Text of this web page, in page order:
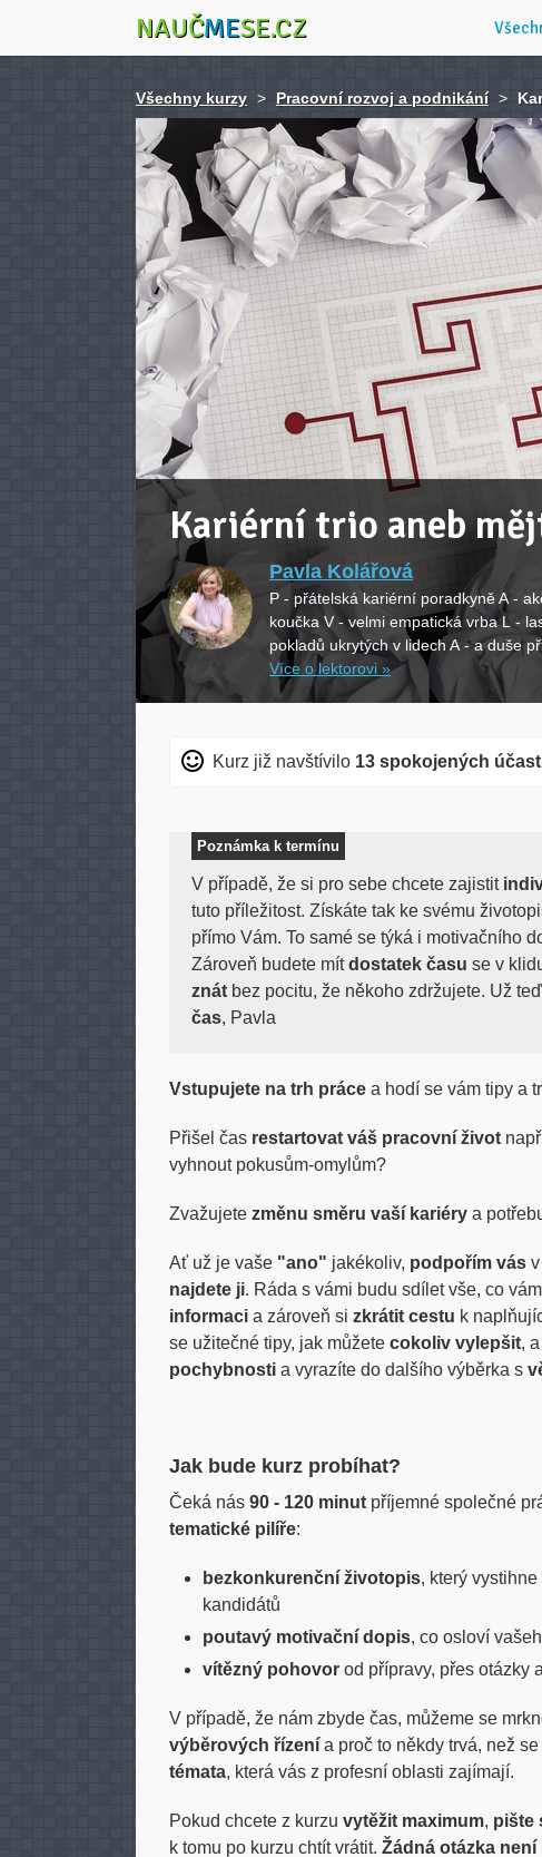
NAUČMESE.CZ
Všechny kurzy > Pracovní rozvoj a podnikání >
Kariérní trio aneb
Pavla Kolářová
P - přátelská kariérní poradkyně A -
koučka V - velmi empatická vrba L -
pokladů ukrytých v lidech A - a duše
Více o lektorovi »
Kurz již navštívilo 13 spokojených
Poznámka k termínu
V případě, že si pro sebe chcete zajistit
tuto příležitost. Získáte tak ke svému
přímo Vám. To samé se týká i motivačního
Zároveň budete mítdostatek času se v
znát bez pocitu, že někoho zdržujete. Už
čas, Pavla
Vstupujete na trh práce a hodí se vám tipy a
Přišel čas restartovat váš pracovní život
vyhnout pokusům-omylům?
Zvažujete změnu směru vaší kariéry a
Ať už je vaše "ano" jakékoliv, podpořím vás
najdete ji. Ráda s vámi budu sdílet vše, co
informaci a zároveň si zkrátit cestu k
se užitečné tipy, jak můžete cokoliv vylepšit,
pochybnosti a vyrazíte do dalšího výběrka s
Jak bude kurz probíhat?
Čeká nás 90 - 120 minut příjemné společné
tematické pilíře:
bezkonkurenční životopis, který
kandidátů
poutavý motivační dopis, co osloví
vítězný pohovor od přípravy, přes otázky
V případě, že nám zbyde čas, můžeme se
výběrových řízení a proč to někdy trvá, než
témata, která vás z profesní oblasti zajímají.
Pokud chcete z kurzu vytěžit maximum, pište
k tomu po kurzu chtít vrátit. Žádná otázka není